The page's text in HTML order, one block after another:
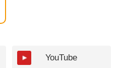
YouTube